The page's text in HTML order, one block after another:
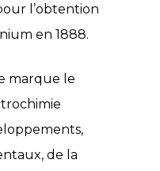
l’obtention
en 1888.
marque le
de la